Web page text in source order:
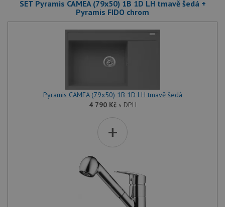
SET Pyramis CAMEA (79x50) 1B 1D LH tmavě šedá +
Pyramis FIDO chrom
Pyramis CAMEA (79x50) 1B 1D LH tmavě šedá
4 790 Kčs DPH
+